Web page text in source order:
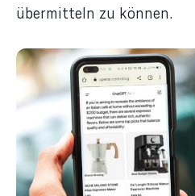
übermitteln zu können.